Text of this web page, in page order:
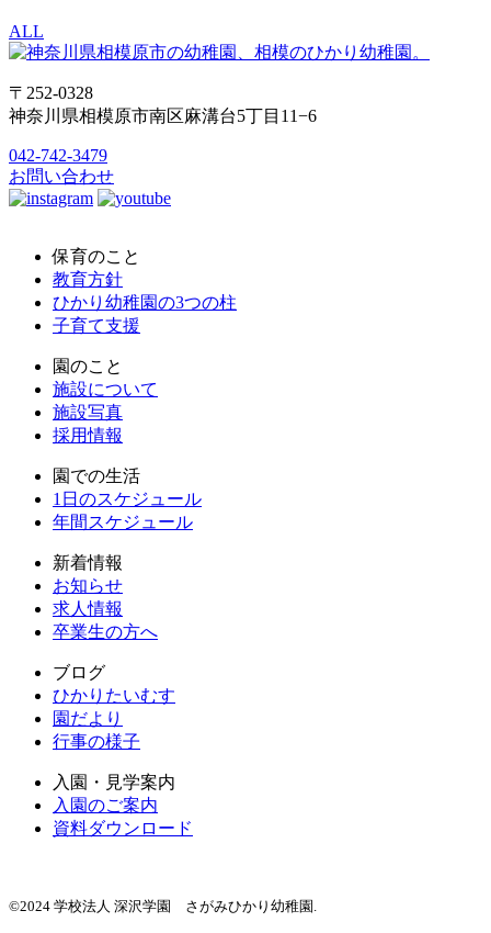
ALL
〒252-0328
神奈川県相模原市南区麻溝台5丁目11−6
042-742-3479
お問い合わせ
保育のこと
教育方針
ひかり幼稚園の3つの柱
子育て支援
園のこと
施設について
施設写真
採用情報
園での生活
1日のスケジュール
年間スケジュール
新着情報
お知らせ
求人情報
卒業生の方へ
ブログ
ひかりたいむす
園だより
行事の様子
入園・見学案内
入園のご案内
資料ダウンロード
©2024 学校法人 深沢学園 さがみひかり幼稚園.